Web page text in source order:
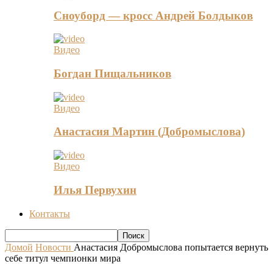
Сноуборд — кросс Андрей Болдыков
Видео
Богдан Пищальников
Видео
Анастасия Мартин (Добромыслова)
Видео
Илья Первухин
Контакты
Домой Новости Анастасия Добромыслова попытается вернуть
себе титул чемпионки мира